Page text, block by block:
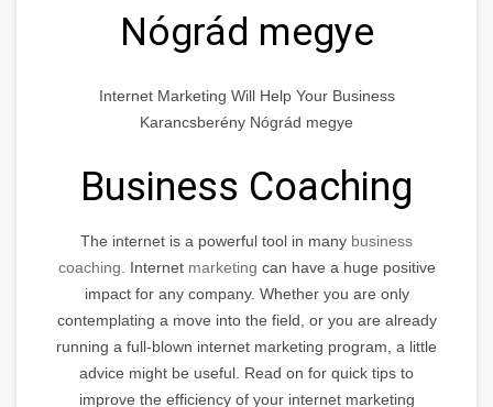
Nógrád megye
Internet Marketing Will Help Your Business
Karancsberény Nógrád megye
Business Coaching
The internet is a powerful tool in many business
coaching.
Internet marketing can have a huge positive
impact for any company. Whether you are only
contemplating a move into the field, or you are already
running a full-blown internet marketing program, a little
advice might be useful. Read on for quick tips to
improve the efficiency of your internet marketing